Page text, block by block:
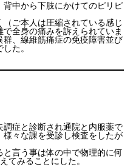
中から下肢にかけてのピリピ
ご本人は圧縮されている感じ
全身の痛みを訴えられていま
群、線維筋痛症の免疫障害並び
た。
症と診断され通院と内服薬で
々な課を受診し検査をしたが
言う事は体の中で物理的に何
てみることにした。